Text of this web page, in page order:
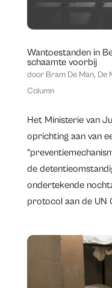
Wantoestanden in
schaamte voorbij
door Bram De Man, De
Column
Het Ministerie van
oprichting aan van
de
ondertekende
protocol aan de UN